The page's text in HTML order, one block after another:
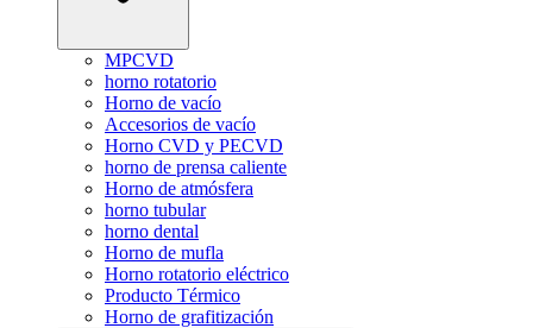
MPCVD
horno rotatorio
Horno de vacío
Accesorios de vacío
Horno CVD y PECVD
horno de prensa caliente
Horno de atmósfera
horno tubular
horno dental
Horno de mufla
Horno rotatorio eléctrico
Producto Térmico
Horno de grafitización